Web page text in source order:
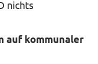
nichts
auf kommunaler